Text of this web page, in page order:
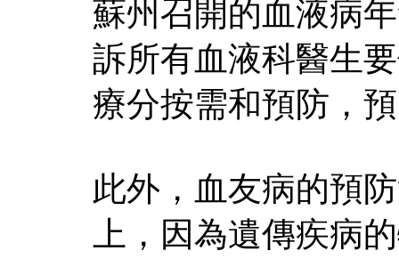
蘇州召開的血液病
訴所有血液科醫生
療分按需和預防，
此外，血友病的預
上，因為遺傳疾病